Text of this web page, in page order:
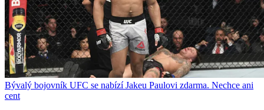
Bývalý bojovník UFC se nabízí Jakeu Paulovi zdarma. Nechce ani
cent